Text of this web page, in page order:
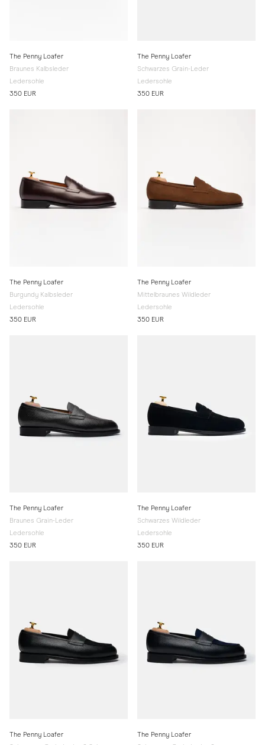
The Penny Loafer
Braunes Kalbsleder
Ledersohle
350 EUR
The Penny Loafer
Schwarzes Grain-Leder
Ledersohle
350 EUR
The Penny Loafer
Burgundy Kalbsleder
Ledersohle
350 EUR
The Penny Loafer
Mittelbraunes Wildleder
Ledersohle
350 EUR
The Penny Loafer
Braunes Grain-Leder
Ledersohle
350 EUR
The Penny Loafer
Schwarzes Wildleder
Ledersohle
350 EUR
The Penny Loafer
The Penny Loafer